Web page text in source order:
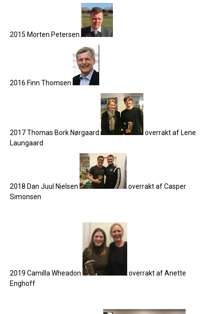
2015 Morten Petersen
2016 Finn Thomsen
2017 Thomas Bork Nørgaard
overrakt af Lene
Laungaard
2018 Dan Juul Nielsen
overrakt af Casper
Simonsen
2019 Camilla Wheadon
overrakt af Anette
Enghoff